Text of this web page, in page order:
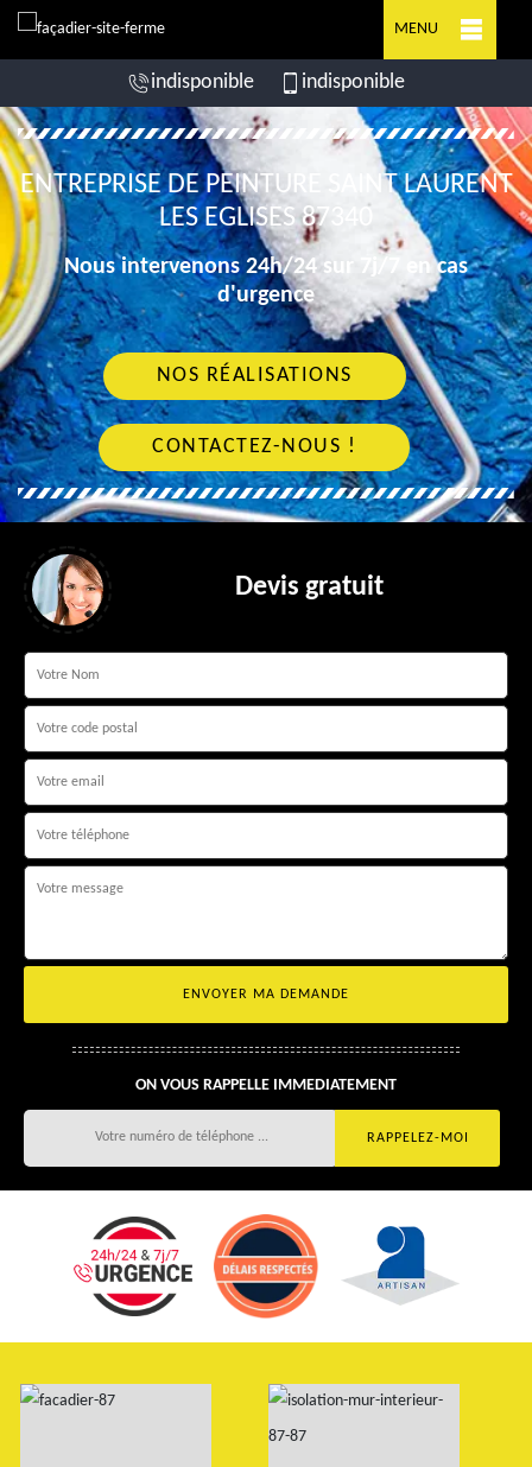
MENU
indisponible indisponible
ENTREPRISE DE PEINTURE SAINT LAURENT
LES EGLISES 87340
Nous intervenons 24h/24 sur 7j/7 en cas
d'urgence
NOS RÉALISATIONS
CONTACTEZ-NOUS !
Devis gratuit
ON VOUS RAPPELLE IMMEDIATEMENT